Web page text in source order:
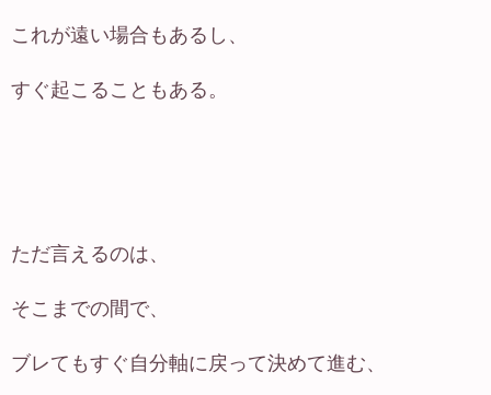
これが遠い場合もあるし、
すぐ起こることもある。
ただ言えるのは、
そこまでの間で、
ブレてもすぐ自分軸に戻って決めて進む、